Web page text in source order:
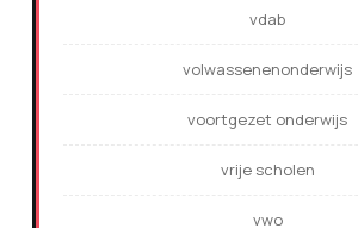
vdab
volwassenenonderwijs
voortgezet onderwijs
vrije scholen
vwo